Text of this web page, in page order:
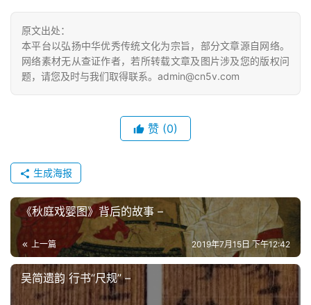
原文出处：
本平台以弘扬中华优秀传统文化为宗旨，部分文章源自网络。
网络素材无从查证作者，若所转载文章及图片涉及您的版权问
题，请您及时与我们取得联系。admin@cn5v.com
赞 (0)
生成海报
《秋庭戏婴图》背后的故事 –
上一篇 2019年7月15日 下午12:42
吴简遗韵 行书“尺规” –